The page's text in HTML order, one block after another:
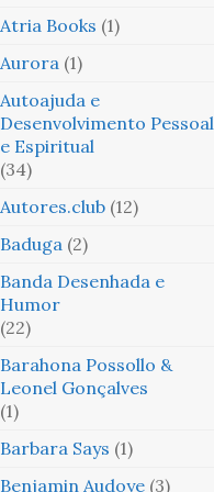
Atria Books (1)
Aurora (1)
Autoajuda e
Desenvolvimento Pessoal
e Espiritual
(34)
Autores.club (12)
Baduga (2)
Banda Desenhada e
Humor
(22)
Barahona Possollo &
Leonel Gonçalves
(1)
Barbara Says (1)
Benjamin Audoye (3)